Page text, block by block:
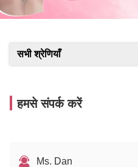
सभी श्रेणियाँ
हमसे संपर्क करें
Ms. Dan